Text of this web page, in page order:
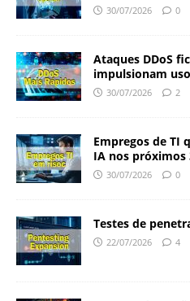
30/07/2026 0
Ataques DDoS
impulsionam
30/07/2026 2
Empregos de TI
IA nos próximos
30/07/2026 0
Testes de
22/07/2026 4